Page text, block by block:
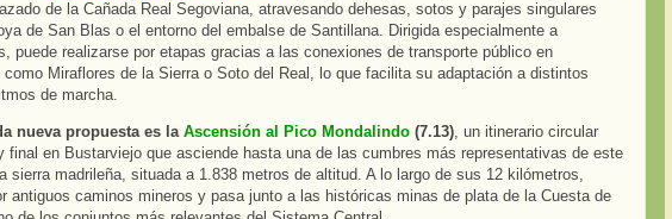
de la Cañada Real Segoviana, atravesando dehesas, sotos y parajes singulares
de San Blas o el entorno del embalse de Santillana. Dirigida especialmente a
puede realizarse por etapas gracias a las conexiones de transporte público en
como Miraflores de la Sierra o Soto del Real, lo que facilita su adaptación a distintos
de marcha.
nueva propuesta es la Ascensión al Pico Mondalindo (7.13) , un itinerario circular
final en Bustarviejo que asciende hasta una de las cumbres más representativas de este
sierra madrileña, situada a 1.838 metros de altitud. A lo largo de sus 12 kilómetros,
antiguos caminos mineros y pasa junto a las históricas minas de plata de la Cuesta de